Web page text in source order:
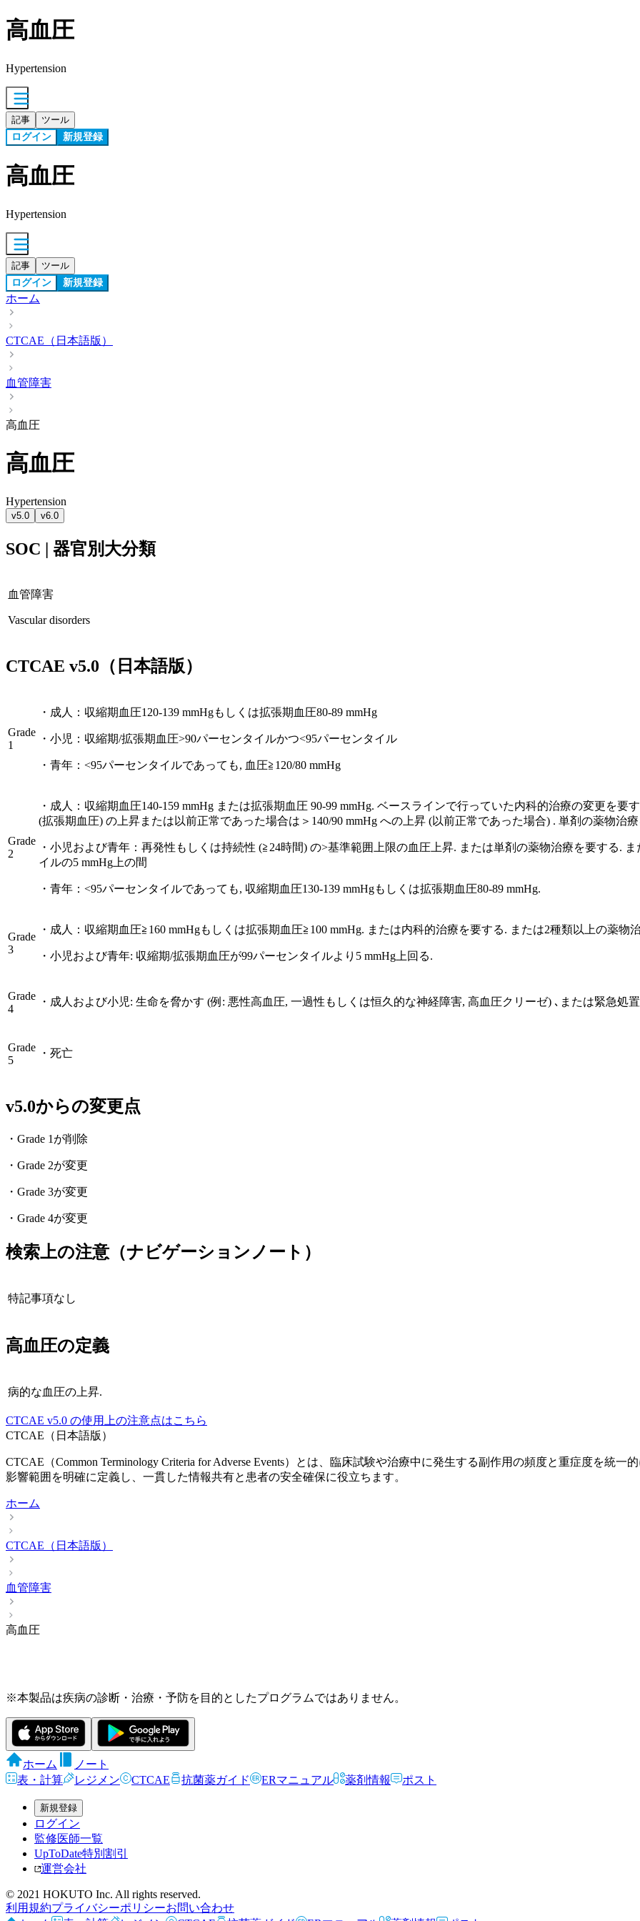
高血圧
Hypertension
記事 ツール
ログイン 新規登録
高血圧
Hypertension
記事 ツール
ログイン 新規登録
ホーム
CTCAE（日本語版）
血管障害
高血圧
高血圧
Hypertension
v5.0 v6.0
SOC | 器官別大分類
血管障害
Vascular disorders
CTCAE v5.0 （日本語版）
Grade
1
・ 成人：収縮期血圧120-139 mmHgもしくは拡張期血圧80-89 mmHg
・ 小児：収縮期/拡張期血圧>90パーセンタイルかつ<95パーセンタイル
・ 青年：<95パーセンタイルであっても, 血圧≧120/80 mmHg
Grade
2
・ 成人：収縮期血圧140-159 mmHg または拡張期血圧 90-99 mmHg. ベースラインで行っていた内科的治療の変更を要
(拡張期血圧) の上昇または以前正常であった場合は＞140/90 mmHg への上昇 (以前正常であった場合) . 単剤の薬物治
・ 小児および青年：再発性もしくは持続性 (≧24時間) の>基準範囲上限の血圧上昇. または単剤の薬物治療を要する.
イルの5 mmHg上の間
・ 青年：<95パーセンタイルであっても, 収縮期血圧130-139 mmHgもしくは拡張期血圧80-89 mmHg.
Grade
3
・ 成人：収縮期血圧≧160 mmHgもしくは拡張期血圧≧100 mmHg. または内科的治療を要する. または2種類以上の薬物
・ 小児および青年: 収縮期/拡張期血圧が99パーセンタイルより5 mmHg上回る.
Grade
4
・ 成人および小児: 生命を脅かす (例: 悪性高血圧, 一過性もしくは恒久的な神経障害, 高血圧クリーゼ) ､または緊急処
Grade
5
・ 死亡
v5.0からの変更点
・Grade 1が削除
・Grade 2が変更
・Grade 3が変更
・Grade 4が変更
検索上の注意（ナビゲーションノート）
特記事項なし
高血圧の定義
病的な血圧の上昇.
CTCAE v5.0 の使用上の注意点はこちら
CTCAE（日本語版）
CTCAE（Common Terminology Criteria for Adverse Events）とは、臨床試験や治療中に発生する副作用の頻度と重症度を統
影響範囲を明確に定義し、一貫した情報共有と患者の安全確保に役立ちます。
ホーム
CTCAE（日本語版）
血管障害
高血圧
※本製品は疾病の診断・治療・予防を目的としたプログラムではありません。
ホーム
ノート
表・計算
レジメン CTCAE 抗菌薬ガイド ERマニュアル 薬剤情報 ポスト
新規登録
ログイン
監修医師一覧
UpToDate特別割引
運営会社
© 2021 HOKUTO Inc. All rights reserved.
利用規約プライバシーポリシーお問い合わせ